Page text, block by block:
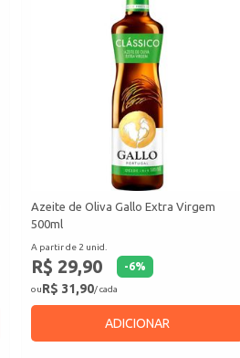
Azeite de Oliva Gallo Extra Virgem
500ml
A partir de 2 unid.
R$ 29,90 -6%
ouR$ 31,90/ cada
ADICIONAR